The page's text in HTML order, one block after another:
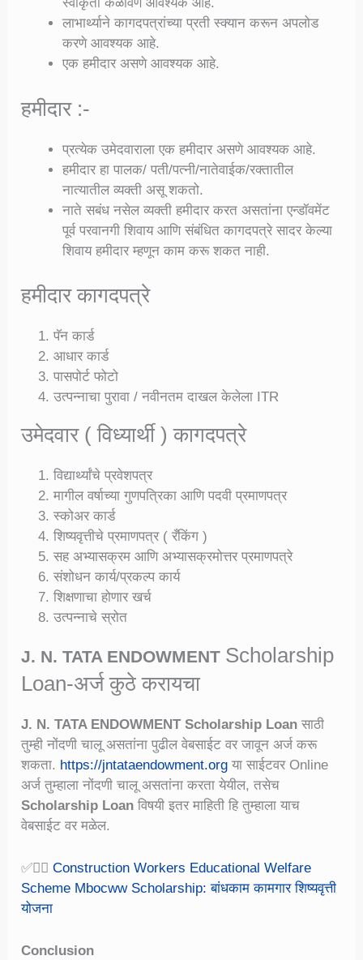
लाभार्थ्याने कागदपत्रांच्या प्रती स्क्यान करून अपलोड
करणे आवश्यक आहे.
एक हमीदार असणे आवश्यक आहे.
हमीदार :-
प्रत्येक उमेदवाराला एक हमीदार असणे आवश्यक आहे.
हमीदार हा पालक/ पती/पत्नी/नातेवाईक/रक्तातील
नात्यातील व्यक्ती असू शकतो.
नाते सबंध नसेल व्यक्ती हमीदार करत असतांना एन्डॉवमेंट
पूर्व परवानगी शिवाय आणि संबंधित कागदपत्रे सादर केल्या
शिवाय हमीदार म्हणून काम करू शकत नाही.
हमीदार कागदपत्रे
पॅन कार्ड
आधार कार्ड
पासपोर्ट फोटो
उत्पन्नाचा पुरावा / नवीनतम दाखल केलेला ITR
उमेदवार ( विध्यार्थी ) कागदपत्रे
विद्यार्थ्यांचे प्रवेशपत्र
मागील वर्षाच्या गुणपत्रिका आणि पदवी प्रमाणपत्र
स्कोअर कार्ड
शिष्यवृत्तीचे प्रमाणपत्र ( रँकिंग )
सह अभ्यासक्रम आणि अभ्यासक्रमोत्तर प्रमाणपत्रे
संशोधन कार्य/प्रकल्प कार्य
शिक्षणाचा होणार खर्च
उत्पन्नाचे स्रोत
J. N. TATA ENDOWMENT Scholarship
Loan-अर्ज कुठे करायचा
J. N. TATA ENDOWMENT Scholarship Loan साठी
तुम्ही नोंदणी चालू असतांना पुढील वेबसाईट वर जावून अर्ज करू
शकता. https://jntataendowment.org या साईटवर Online
अर्ज तुम्हाला नोंदणी चालू असतांना करता येयील, तसेच
Scholarship Loan विषयी इतर माहिती हि तुम्हाला याच
वेबसाईट वर मळेल.
✅👉🏻Construction Workers Educational Welfare
Scheme Mbocww Scholarship: बांधकाम कामगार शिष्यवृत्ती
योजना
Conclusion